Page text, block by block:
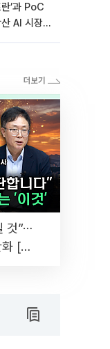
’과 PoC
AI 시장
것”⋯
[찐